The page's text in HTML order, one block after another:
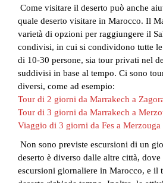
Come visitare il deserto può anche
quale deserto visitare in Marocco. Il
varietà di opzioni per raggiungere il
condivisi, in cui si condividono tutte
di 10-30 persone, sia tour privati nel
suddivisi in base al tempo. Ci sono
diversi, come ad esempio:
Tour di 2 giorni da Marrakech a
Tour di 3 giorni da Marrakech a
Viaggio di 3 giorni da Fes a Merzouga
Non sono previste escursioni di un
deserto è diverso dalle altre città,
escursioni giornaliere in Marocco, e il